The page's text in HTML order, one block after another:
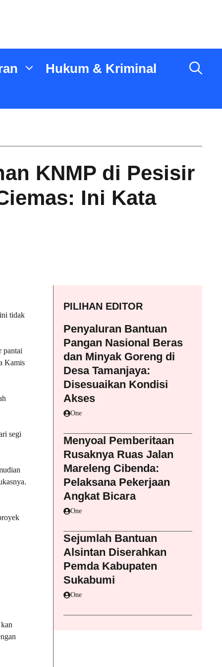
Hukum & Kriminal
KNMP di Pesisir
Ini Kata
tidak
pantai
Kamis
segi
PILIHAN EDITOR
Penyaluran Bantuan
Pangan Nasional Beras
dan Minyak Goreng di
Desa Tamanjaya:
Disesuaikan Kondisi
Akses
One
Menyoal Pemberitaan
Rusaknya Ruas Jalan
Mareleng Cibenda:
Pelaksana Pekerjaan
Angkat Bicara
One
Sejumlah Bantuan
Alsintan Diserahkan
Pemda Kabupaten
Sukabumi
One